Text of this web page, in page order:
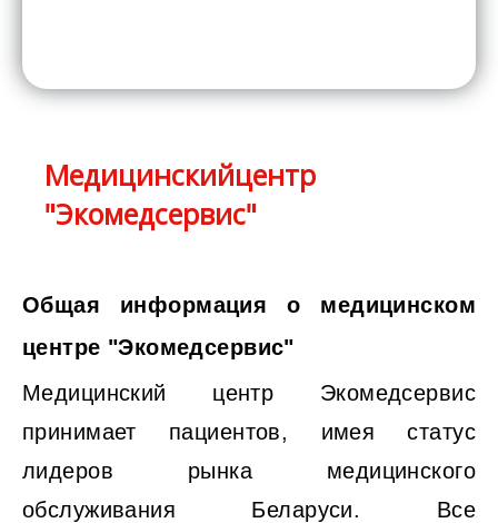
Медицинскийцентр
"Экомедсервис"
Общая информация о медицинском
центре "Экомедсервис"
Медицинский центр Экомедсервис
принимает пациентов, имея статус
лидеров рынка медицинского
обслуживания Беларуси. Все